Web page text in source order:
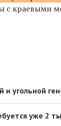
с краевыми
и угольной
уже 2